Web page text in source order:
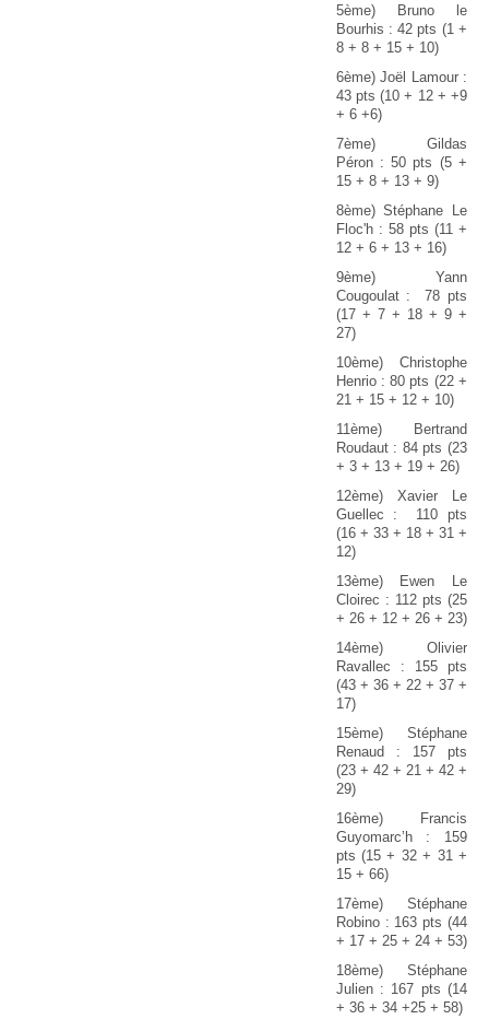
5ème) Bruno le
Bourhis : 42 pts (1 +
8 + 8 + 15 + 10)
6ème) Joël Lamour :
43 pts (10 + 12 + +9
+ 6 +6)
7ème) Gildas
Péron : 50 pts (5 +
15 + 8 + 13 + 9)
8ème) Stéphane Le
Floc'h : 58 pts (11 +
12 + 6 + 13 + 16)
9ème) Yann
Cougoulat : 78 pts
(17 + 7 + 18 + 9 +
27)
10ème) Christophe
Henrio : 80 pts (22 +
21 + 15 + 12 + 10)
11ème) Bertrand
Roudaut : 84 pts (23
+ 3 + 13 + 19 + 26)
12ème) Xavier Le
Guellec : 110 pts
(16 + 33 + 18 + 31 +
12)
13ème) Ewen Le
Cloirec : 112 pts (25
+ 26 + 12 + 26 + 23)
14ème) Olivier
Ravallec : 155 pts
(43 + 36 + 22 + 37 +
17)
15ème) Stéphane
Renaud : 157 pts
(23 + 42 + 21 + 42 +
29)
16ème) Francis
Guyomarc’h : 159
pts (15 + 32 + 31 +
15 + 66)
17ème) Stéphane
Robino : 163 pts (44
+ 17 + 25 + 24 + 53)
18ème) Stéphane
Julien : 167 pts (14
+ 36 + 34 +25 + 58)